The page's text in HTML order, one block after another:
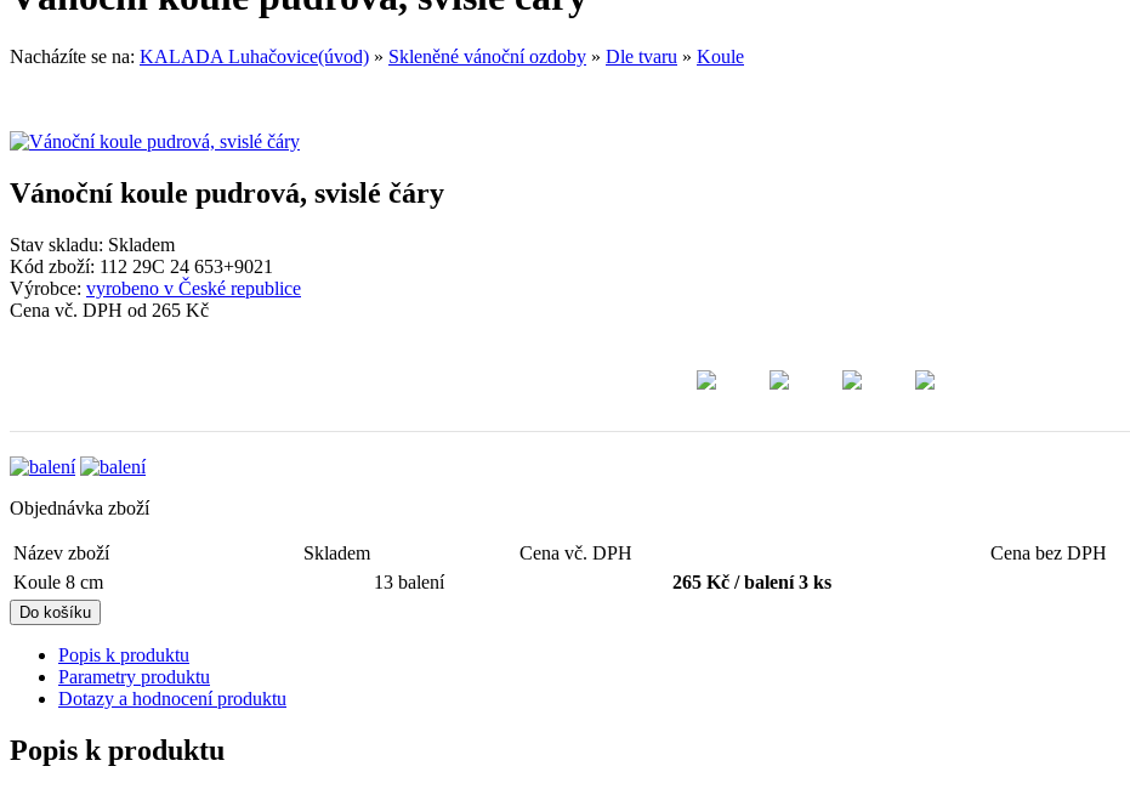
Nacházíte se na: KALADA Luhačovice(úvod) » Skleněné vánoční ozdoby » Dle tvaru » Koule
Vánoční koule pudrová, svislé čáry
Stav skladu: Skladem
Kód zboží: 112 29C 24 653+9021
Výrobce: vyrobeno v České republice
Cena vč. DPH od 265 Kč
Objednávka zboží
Název zboží Skladem Cena vč. DPH Cena bez DPH
Koule 8 cm
13 balení 265 Kč / balení 3 ks
Popis k produktu
Parametry produktu
Dotazy a hodnocení produktu
Popis k produktu